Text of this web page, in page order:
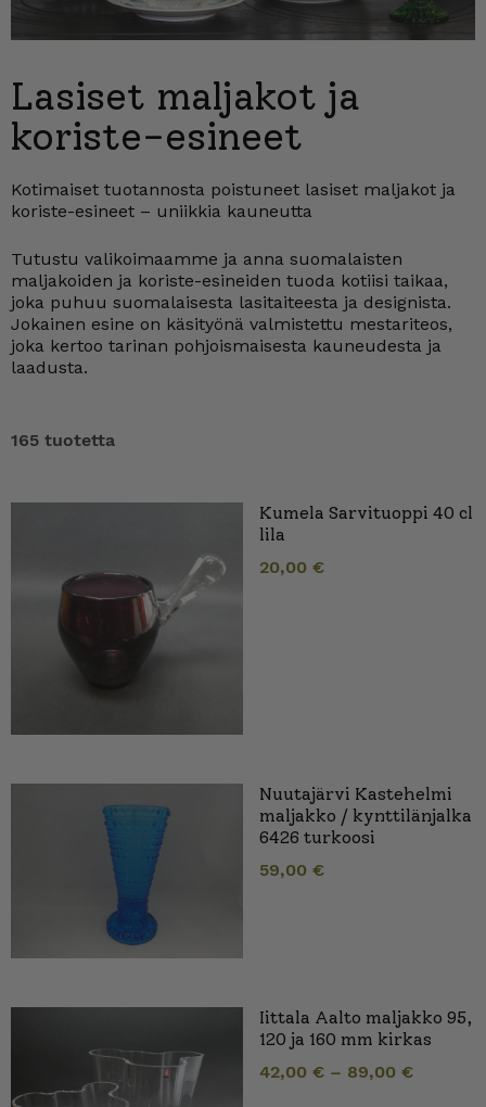
Lasiset maljakot ja
koriste-esineet
Kotimaiset tuotannosta poistuneet lasiset maljakot ja
koriste-esineet – uniikkia kauneutta
Tutustu valikoimaamme ja anna suomalaisten
maljakoiden ja koriste-esineiden tuoda kotiisi taikaa,
joka puhuu suomalaisesta lasitaiteesta ja designista.
Jokainen esine on käsityönä valmistettu mestariteos,
joka kertoo tarinan pohjoismaisesta kauneudesta ja
laadusta.
165 tuotetta
Kumela Sarvituoppi 40 cl
lila
20,00 €
Nuutajärvi Kastehelmi
maljakko / kynttilänjalka
6426 turkoosi
59,00 €
Iittala Aalto maljakko 95,
120 ja 160 mm kirkas
42,00 € – 89,00 €